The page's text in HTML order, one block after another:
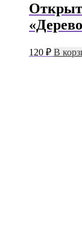
120 ₽ В